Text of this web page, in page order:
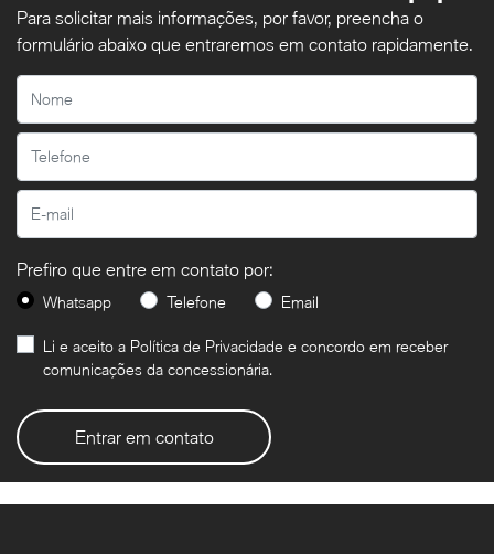
Para solicitar mais informações, por favor, preencha o
formulário abaixo que entraremos em contato rapidamente.
Prefiro que entre em contato por:
Whatsapp Telefone Email
Li e aceito a Política de Privacidade e concordo em receber
comunicações da concessionária.
Entrar em contato